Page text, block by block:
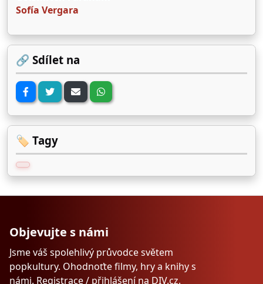
Sofía Vergara
🔗 Sdílet na
🏷️ Tagy
Objevujte s námi
Jsme váš spolehlivý průvodce světem
popkultury. Ohodnoťte filmy, hry a knihy s
námi. Registrace/ přihlášenína DIV.cz.